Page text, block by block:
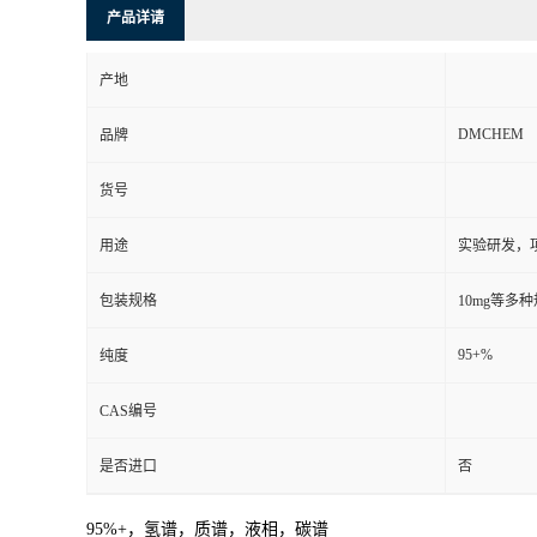
产品详请
产地
品牌 DMCHEM
货号
用途 实验研发，
包装规格 10mg等多
纯度 95+%
CAS编号
是否进口 否
95%+，氢谱，质谱，液相，碳谱